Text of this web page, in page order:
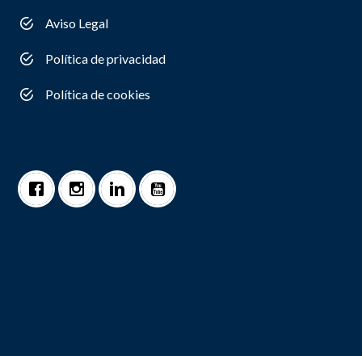
Aviso Legal
Política de privacidad
Política de cookies